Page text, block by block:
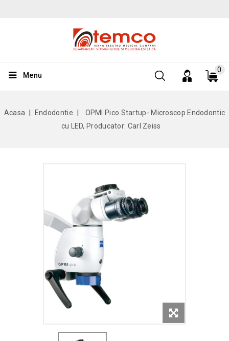
0
Menu
Acasa Endodontie
OPMI Pico Startup- Microscop Endodontic
cu LED, Producator: Carl Zeiss